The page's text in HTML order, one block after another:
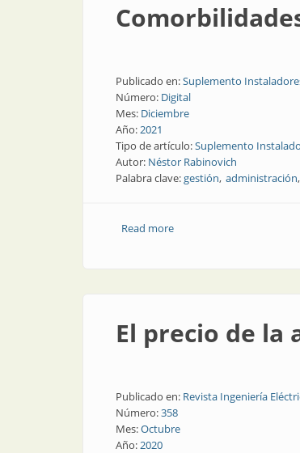
Publicado en:Suplemento
Número: Digital
Mes: Diciembre
Año:2021
Tipo de artículo:Suplemento
Autor: Néstor Rabinovich
Palabra clave:gestión administración
Read moreabout Comorbilidades en
El precio de la
Publicado en: Revista Ingeniería
Número:358
Mes:Octubre
Año:2020